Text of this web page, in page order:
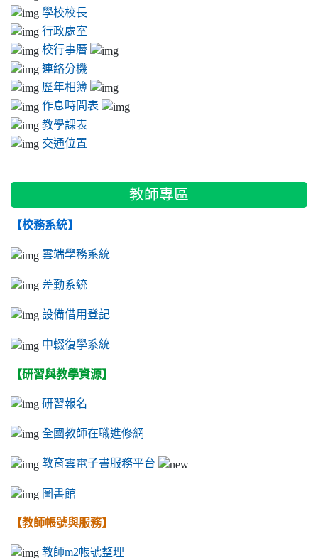
學校校長
行政處室
校行事曆
連絡分機
歷年相簿
作息時間表
教學課表
交通位置
教師專區
【校務系統】
雲端學務系統
差勤系統
設備借用登記
中輟復學系統
【研習與教學資源】
研習報名
全國教師在職進修網
教育雲電子書服務平台
圖書館
【教師帳號與服務】
教師m2帳號整理